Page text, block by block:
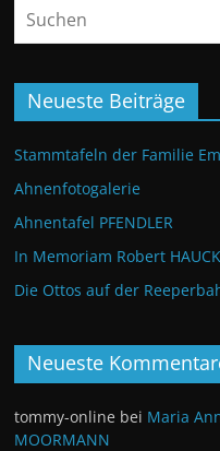
Neueste Beiträge
Stammtafeln der Familie
Ahnenfotogalerie
Ahnentafel PFENDLER
In Memoriam Robert HAUCK
Die Ottos auf der
Neueste
tommy-online bei Maria
MOORMANN